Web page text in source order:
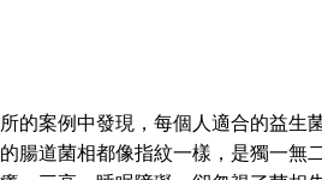
案例中發現，每個人適合的益生
腸道菌相都像指紋一樣，是獨一無